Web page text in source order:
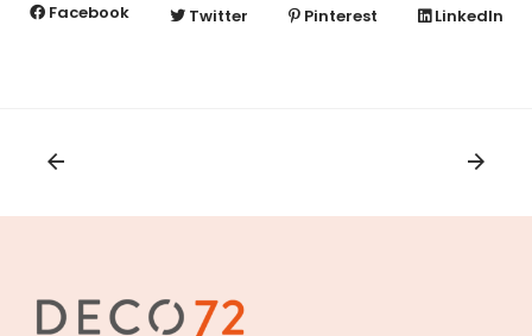
Facebook Twitter Pinterest LinkedIn